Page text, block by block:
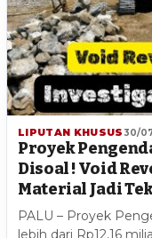
LIPUTAN KHUSUS 30/
Proyek
Disoal ! Void
Material Jadi
PALU – Proyek
lebih dari Rp12,16